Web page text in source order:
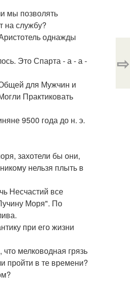
мы позволять
на службу?
однажды
Это Спарта - а - а -
для Мужчин и
Практиковать
9500 года до н. э.
захотели бы они,
нельзя плыть в
Несчастий все
Моря". По
при его жизни
мелководная грязь
пройти в те времени?
⇨